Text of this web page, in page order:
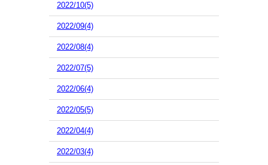
2022/10(5)
2022/09(4)
2022/08(4)
2022/07(5)
2022/06(4)
2022/05(5)
2022/04(4)
2022/03(4)